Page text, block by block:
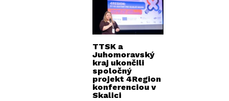
TTSK a
Juhomoravský
kraj ukončili
spoločný
projekt 4Region
konferenciou v
Skalici